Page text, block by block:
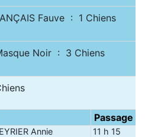
Fauve : 1 Chiens
Noir : 3 Chiens
Passage
Annie 11 h 15